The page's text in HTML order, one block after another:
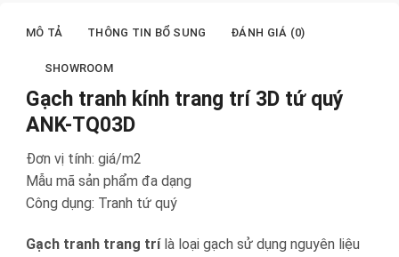
MÔ TẢ THÔNG TIN BỔ SUNG ĐÁNH GIÁ (0)
SHOWROOM
Gạch tranh kính trang trí 3D tứ quý
ANK-TQ03D
Đơn vị tính: giá/m2
Mẫu mã sản phẩm đa dạng
Công dụng: Tranh tứ quý
Gạch tranh trang trílà loại gạch sử dụng nguyên liệu